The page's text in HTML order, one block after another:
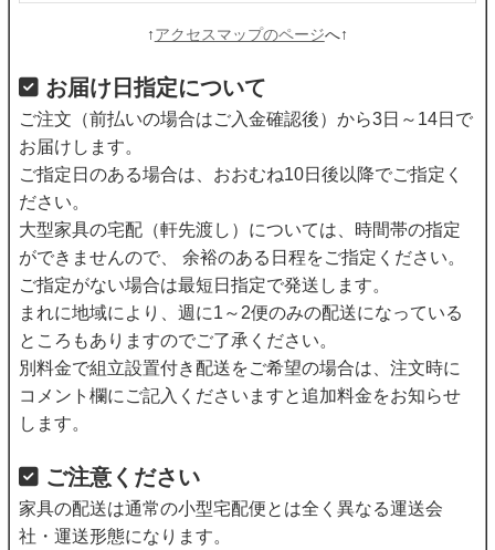
↑アクセスマップのページへ↑
お届け日指定について
ご注文（前払いの場合はご入金確認後）から3日～14日で
お届けします。
ご指定日のある場合は、おおむね10日後以降でご指定く
ださい。
大型家具の宅配（軒先渡し）については、時間帯の指定
ができませんので、 余裕のある日程をご指定ください。
ご指定がない場合は最短日指定で発送します。
まれに地域により、週に1～2便のみの配送になっている
ところもありますのでご了承ください。
別料金で組立設置付き配送をご希望の場合は、注文時に
コメント欄にご記入くださいますと追加料金をお知らせ
します。
ご注意ください
家具の配送は通常の小型宅配便とは全く異なる運送会
社・運送形態になります。